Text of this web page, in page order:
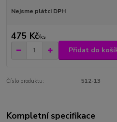
Nejsme plátci DPH
475 Kč/ks
Přidat do
Číslo produktu: 512-13
Kompletní specifikace